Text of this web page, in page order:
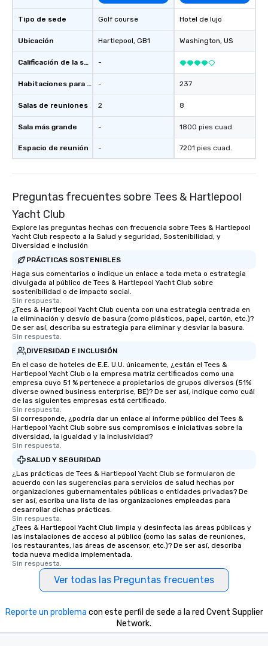
Tipo de sede
Ubicación
Calificación de la sede
Habitaciones para huéspedes
Salas de reuniones
Sala más grande
Espacio de reunión
Golf course
Hartlepool, GB1
-
-
2
-
-
Hotel de lujo
Washington, US
237
8
1800 pies cuad.
7201 pies cuad.
Preguntas frecuentes sobre Tees & Hartlepool
Yacht Club
Explore las preguntas hechas con frecuencia sobre Tees & Hartlepool
Yacht Club respecto a la Salud y seguridad, Sostenibilidad, y
Diversidad e inclusión
PRÁCTICAS SOSTENIBLES
Haga sus comentarios o indique un enlace a toda meta o estrategia
divulgada al público de Tees & Hartlepool Yacht Club sobre
sostenibilidad o de impacto social.
Sin respuesta.
¿Tees & Hartlepool Yacht Club cuenta con una estrategia centrada en
la eliminación y desvío de basura (como plásticos, papel, cartón, etc.)?
De ser así, describa su estrategia para eliminar y desviar la basura.
Sin respuesta.
DIVERSIDAD E INCLUSIÓN
En el caso de hoteles de E.E. U.U. únicamente, ¿están el Tees &
Hartlepool Yacht Club o la empresa matriz certificados como una
empresa cuyo 51 % pertenece a propietarios de grupos diversos (51%
diverse owned business enterprise, BE)? De ser así, indique como cuál
de las siguientes empresas está certificado.
Sin respuesta.
Si corresponde, ¿podría dar un enlace al informe público del Tees &
Hartlepool Yacht Club sobre sus compromisos e iniciativas sobre la
diversidad, la igualdad y la inclusividad?
Sin respuesta.
SALUD Y SEGURIDAD
¿Las prácticas de Tees & Hartlepool Yacht Club se formularon de
acuerdo con las sugerencias para servicios de salud hechas por
organizaciones gubernamentales públicas o entidades privadas? De
ser así, escriba una lista de las organizaciones empleadas para
desarrollar dichas prácticas.
Sin respuesta.
¿Tees & Hartlepool Yacht Club limpia y desinfecta las áreas públicas y
las instalaciones de acceso al público (como las salas de reuniones,
los restaurantes, las áreas de ascensor, etc.)? De ser así, describa
toda nueva medida implementada.
Sin respuesta.
Ver todas las Preguntas frecuentes
Reporte un problema con este perfil de sede a la red Cvent Supplier
Network.